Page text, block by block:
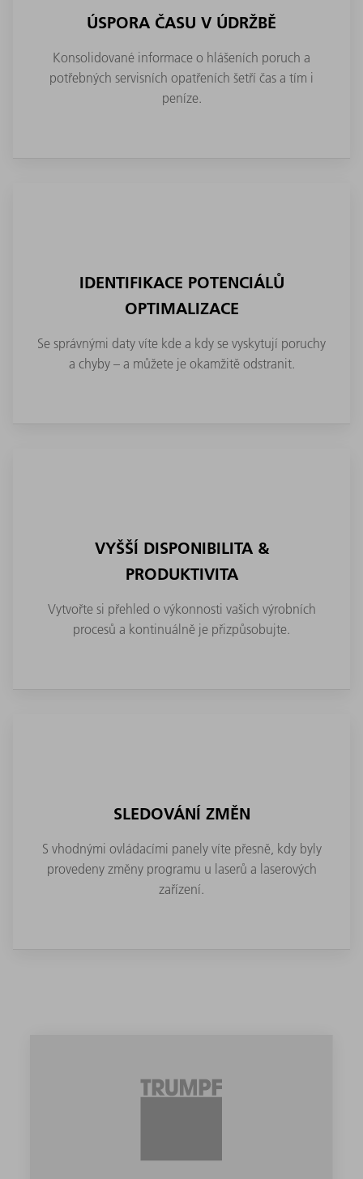
ÚSPORA ČASU V ÚDRŽBĚ
Konsolidované informace o hlášeních poruch a
potřebných servisních opatřeních šetří čas a tím i
peníze.
IDENTIFIKACE POTENCIÁLŮ
OPTIMALIZACE
Se správnými daty víte kde a kdy se vyskytují poruchy
a chyby – a můžete je okamžitě odstranit.
VYŠŠÍ DISPONIBILITA &
PRODUKTIVITA
Vytvořte si přehled o výkonnosti vašich výrobních
procesů a kontinuálně je přizpůsobujte.
SLEDOVÁNÍ ZMĚN
S vhodnými ovládacími panely víte přesně, kdy byly
provedeny změny programu u laserů a laserových
zařízení.